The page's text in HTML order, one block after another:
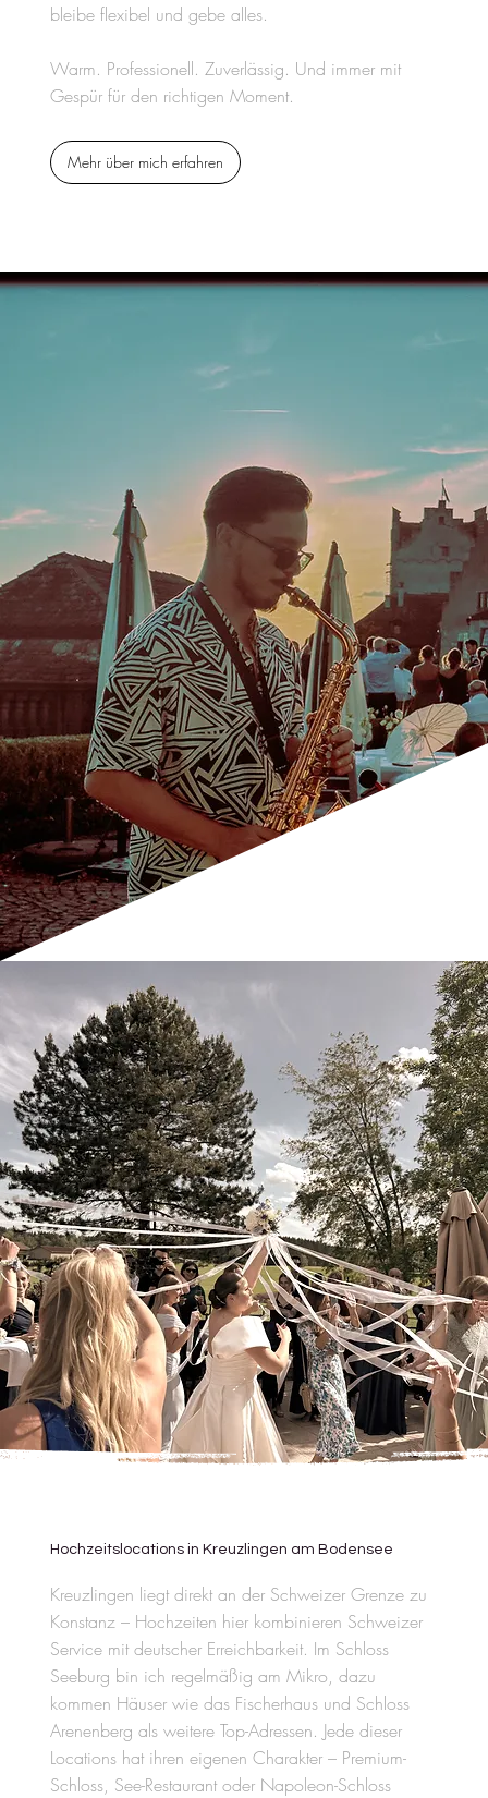
bleibe flexibel und gebe alles.
Warm. Professionell. Zuverlässig. Und immer mit
Gespür für den richtigen Moment.
Mehr über mich erfahren
Hochzeitslocations in Kreuzlingen am Bodensee
Kreuzlingen liegt direkt an der Schweizer Grenze zu
Konstanz – Hochzeiten hier kombinieren Schweizer
Service mit deutscher Erreichbarkeit. Im Schloss
Seeburg bin ich regelmäßig am Mikro, dazu
kommen Häuser wie das Fischerhaus und Schloss
Arenenberg als weitere Top-Adressen. Jede dieser
Locations hat ihren eigenen Charakter – Premium-
Schloss, See-Restaurant oder Napoleon-Schloss